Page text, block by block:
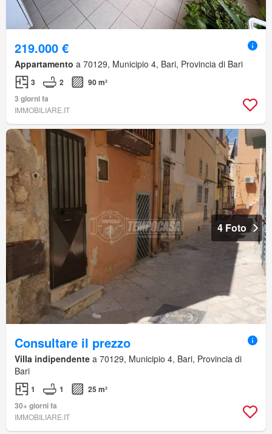
219.000 €
Appartamento a 70129, Municipio 4, Bari, Provincia di Bari
3 2
90 m²
3 giorni fa
IMMOBILIARE.IT
4 Foto
Consultare il prezzo
Villa indipendente a 70129, Municipio 4, Bari, Provincia di
Bari
1 1
25 m²
30+ giorni fa
IMMOBILIARE.IT